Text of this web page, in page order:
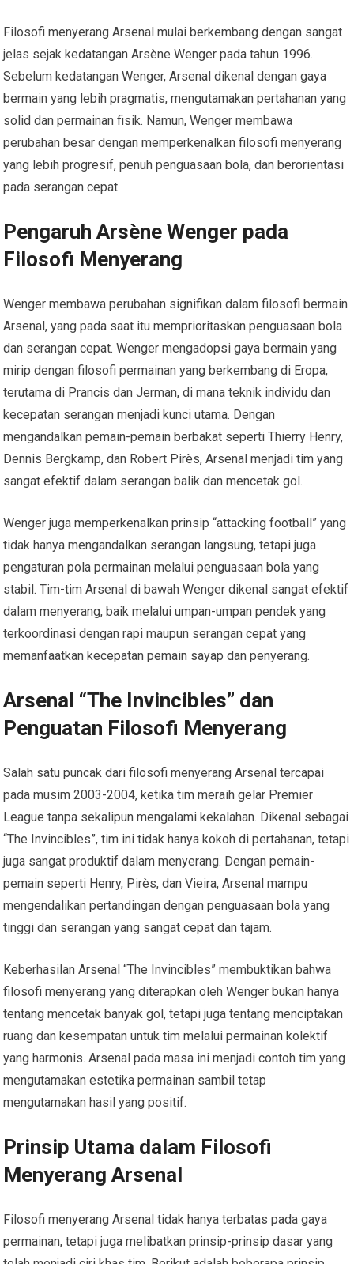
Filosofi menyerang Arsenal mulai berkembang dengan sangat
jelas sejak kedatangan Arsène Wenger pada tahun 1996.
Sebelum kedatangan Wenger, Arsenal dikenal dengan gaya
bermain yang lebih pragmatis, mengutamakan pertahanan yang
solid dan permainan fisik. Namun, Wenger membawa
perubahan besar dengan memperkenalkan filosofi menyerang
yang lebih progresif, penuh penguasaan bola, dan berorientasi
pada serangan cepat.
Pengaruh Arsène Wenger pada
Filosofi Menyerang
Wenger membawa perubahan signifikan dalam filosofi bermain
Arsenal, yang pada saat itu memprioritaskan penguasaan bola
dan serangan cepat. Wenger mengadopsi gaya bermain yang
mirip dengan filosofi permainan yang berkembang di Eropa,
terutama di Prancis dan Jerman, di mana teknik individu dan
kecepatan serangan menjadi kunci utama. Dengan
mengandalkan pemain-pemain berbakat seperti Thierry Henry,
Dennis Bergkamp, dan Robert Pirès, Arsenal menjadi tim yang
sangat efektif dalam serangan balik dan mencetak gol.
Wenger juga memperkenalkan prinsip “attacking football” yang
tidak hanya mengandalkan serangan langsung, tetapi juga
pengaturan pola permainan melalui penguasaan bola yang
stabil. Tim-tim Arsenal di bawah Wenger dikenal sangat efektif
dalam menyerang, baik melalui umpan-umpan pendek yang
terkoordinasi dengan rapi maupun serangan cepat yang
memanfaatkan kecepatan pemain sayap dan penyerang.
Arsenal “The Invincibles” dan
Penguatan Filosofi Menyerang
Salah satu puncak dari filosofi menyerang Arsenal tercapai
pada musim 2003-2004, ketika tim meraih gelar Premier
League tanpa sekalipun mengalami kekalahan. Dikenal sebagai
“The Invincibles”, tim ini tidak hanya kokoh di pertahanan, tetapi
juga sangat produktif dalam menyerang. Dengan pemain-
pemain seperti Henry, Pirès, dan Vieira, Arsenal mampu
mengendalikan pertandingan dengan penguasaan bola yang
tinggi dan serangan yang sangat cepat dan tajam.
Keberhasilan Arsenal “The Invincibles” membuktikan bahwa
filosofi menyerang yang diterapkan oleh Wenger bukan hanya
tentang mencetak banyak gol, tetapi juga tentang menciptakan
ruang dan kesempatan untuk tim melalui permainan kolektif
yang harmonis. Arsenal pada masa ini menjadi contoh tim yang
mengutamakan estetika permainan sambil tetap
mengutamakan hasil yang positif.
Prinsip Utama dalam Filosofi
Menyerang Arsenal
Filosofi menyerang Arsenal tidak hanya terbatas pada gaya
permainan, tetapi juga melibatkan prinsip-prinsip dasar yang